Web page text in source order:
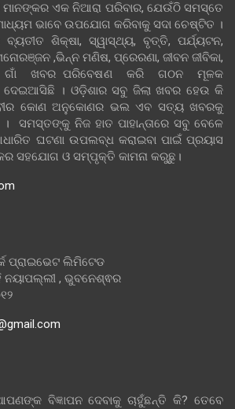
ଏକ ନିଆରା ପରିବାର, ଯେଉଁଠି ସମସ୍ତେ
ଭାବେ ଉପଯୋଗ କରିବାକୁ ସଦା ଚେଷ୍ଟିତ ।
ଶିକ୍ଷା, ସ୍ୱାସ୍ଥ୍ୟ, ବୃତ୍ତି, ପର୍ଯ୍ୟଟନ,
,ଭିନ୍ନ ମଣିଷ, ପ୍ରେରଣା, ଜୀବନ ଜୀବିକା,
ଗାଁ ଖବର ପରିବେଷଣ କରି ଗଠନ ମୂଳକ
ଦେଇଆସିଛି । ଓଡ଼ିଶାର ସବୁ ଜିଲା ଖବର ହେଉ କି
କୋଣ ଅନୁକୋଣର ଭଲ ଏବ ସତ୍ୟ ଖବରକୁ
ସମସ୍ତଙ୍କୁ ନିଜ ହାତ ପାହାନ୍ତାରେ ସବୁ ବେଳେ
ଘଟଣା ଉପଲବ୍ଧ କରାଇବା ପାଇଁ ପ୍ରୟାସ
ସହଯୋଗ ଓ ସମ୍ପୃକ୍ତି କାମନା କରୁଛୁ।
ପ୍ରାଇଭେଟ ଲିମିଟେଡ
ନୟାପଲ୍ଲୀ , ଭୁବନେଶ୍ଵର
ବିଜ୍ଞାପନ ଦେବାକୁ ଚାହୁଁଛନ୍ତି କି? ତେବେ